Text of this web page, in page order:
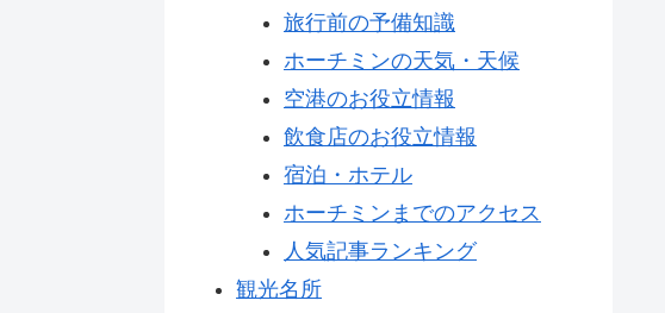
旅行前の予備知識
ホーチミンの天気・天候
空港のお役立情報
飲食店のお役立情報
宿泊・ホテル
ホーチミンまでのアクセス
人気記事ランキング
観光名所